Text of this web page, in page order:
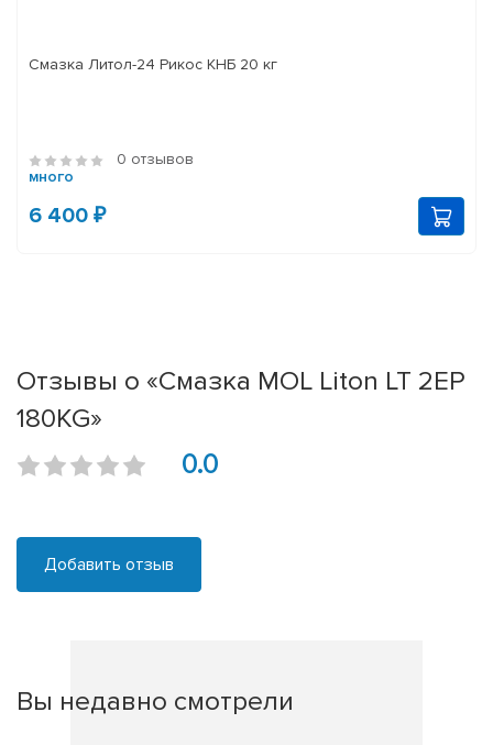
Смазка Литол-24 Рикос КНБ 20 кг
0 отзывов
много
6 400 ₽
Отзывы о «Смазка MOL Liton LT 2EP
180KG»
0.0
Добавить отзыв
Вы недавно смотрели